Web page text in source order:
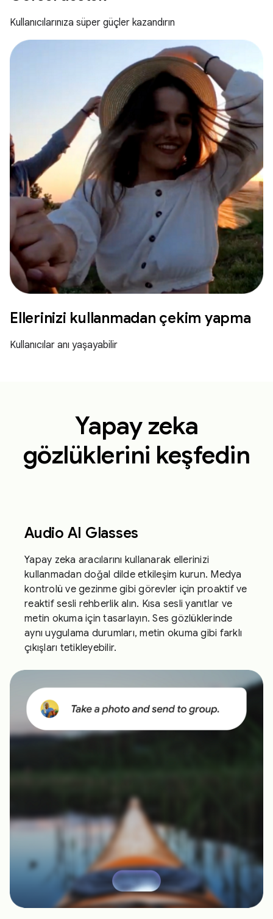
Kullanıcılarınıza süper güçler kazandırın
Ellerinizi kullanmadan çekim yapma
Kullanıcılar anı yaşayabilir
Yapay zeka
gözlüklerini keşfedin
Audio AI Glasses
Yapay zeka aracılarını kullanarak ellerinizi
kullanmadan doğal dilde etkileşim kurun. Medya
kontrolü ve gezinme gibi görevler için proaktif ve
reaktif sesli rehberlik alın. Kısa sesli yanıtlar ve
metin okuma için tasarlayın. Ses gözlüklerinde
aynı uygulama durumları, metin okuma gibi farklı
çıkışları tetikleyebilir.